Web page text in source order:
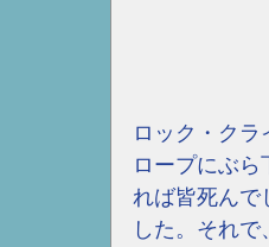
ロック・ク
ロープにぶ
れば皆死んで
した。それ